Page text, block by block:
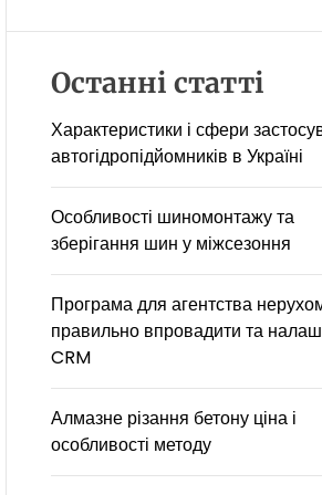
Останні статті
Характеристики і сфери
автогідропідйомників в Україні
Особливості шиномонтажу та
зберігання шин у міжсезоння
Програма для агентства
правильно впровадити та
CRM
Алмазне різання бетону ціна і
особливості методу